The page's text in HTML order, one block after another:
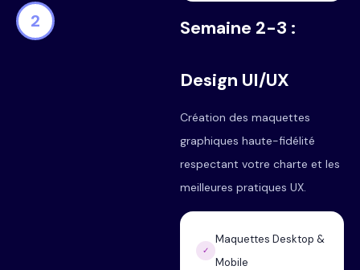
2 Semaine 2-3 :
Design UI/UX
Création des maquettes
graphiques haute-fidélité
respectant votre charte et les
meilleures pratiques UX.
✓
Maquettes Desktop &
Mobile